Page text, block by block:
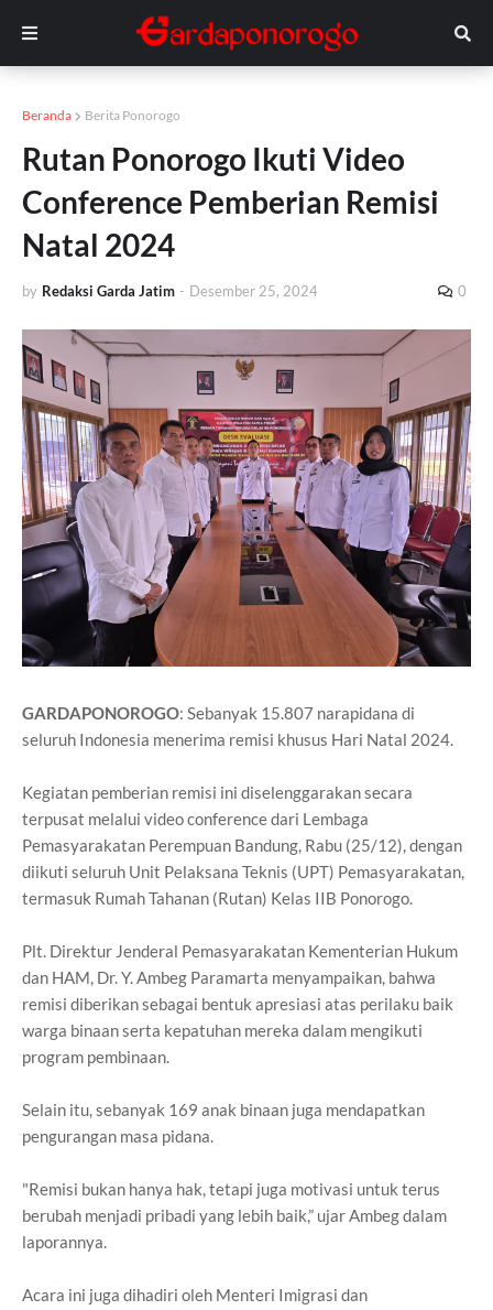
Beranda Berita Ponorogo
Rutan Ponorogo Ikuti Video
Conference Pemberian Remisi
Natal 2024
by Redaksi Garda Jatim - Desember 25, 2024 0
GARDAPONOROGO: Sebanyak 15.807 narapidana di
seluruh Indonesia menerima remisi khusus Hari Natal 2024.
Kegiatan pemberian remisi ini diselenggarakan secara
terpusat melalui video conference dari Lembaga
Pemasyarakatan Perempuan Bandung, Rabu (25/12), dengan
diikuti seluruh Unit Pelaksana Teknis (UPT) Pemasyarakatan,
termasuk Rumah Tahanan (Rutan) Kelas IIB Ponorogo.
Plt. Direktur Jenderal Pemasyarakatan Kementerian Hukum
dan HAM, Dr. Y. Ambeg Paramarta menyampaikan, bahwa
remisi diberikan sebagai bentuk apresiasi atas perilaku baik
warga binaan serta kepatuhan mereka dalam mengikuti
program pembinaan.
Selain itu, sebanyak 169 anak binaan juga mendapatkan
pengurangan masa pidana.
"Remisi bukan hanya hak, tetapi juga motivasi untuk terus
berubah menjadi pribadi yang lebih baik,” ujar Ambeg dalam
laporannya.
Acara ini juga dihadiri oleh Menteri Imigrasi dan